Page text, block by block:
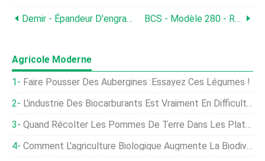
Demir - Épandeur D'engrais De Type Conique BCS - Modèle 280 - Reaper-Binder
Agricole Moderne
Faire Pousser Des Aubergines :essayez Ces Légumes !
L'industrie Des Biocarburants Est Vraiment En Difficulté En Ce Moment
Quand Récolter Les Pommes De Terre Dans Les Plates-Bandes Et Les Conteneurs
Comment L'agriculture Biologique Augmente La Biodiversité